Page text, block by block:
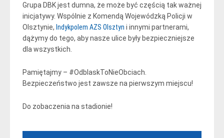
Grupa DBK jest dumna, że może być częścią tak ważnej
inicjatywy. Wspólnie z Komendą Wojewódzką Policji w
Olsztynie, Indykpolem AZS Olsztyn i innymi partnerami,
dążymy do tego, aby nasze ulice były bezpieczniejsze
dla wszystkich.
Pamiętajmy – #OdblaskToNieObciach.
Bezpieczeństwo jest zawsze na pierwszym miejscu!
Do zobaczenia na stadionie!